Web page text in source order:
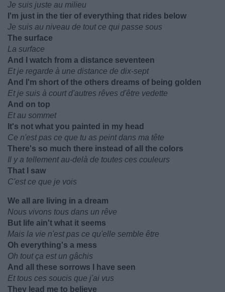
Je suis juste au milieu
I'm just in the tier of everything that rides below
Je suis au niveau de tout ce qui passe sous
The surface
La surface
And I watch from a distance seventeen
Et je regarde à une distance de dix-sept
And I'm short of the others dreams of being golden
Et je suis à court d'autres rêves d'être vedette
And on top
Et au sommet
It's not what you painted in my head
Ce n'est pas ce que tu as peint dans ma tête
There's so much there instead of all the colors
Il y a tellement au-delà de toutes ces couleurs
That I saw
C'est ce que je vois
We all are living in a dream
Nous vivons tous dans un rêve
But life ain't what it seems
Mais la vie n'est pas ce qu'elle semble être
Oh everything's a mess
Oh tout ça est un gâchis
And all these sorrows I have seen
Et tous ces soucis que j'ai vus
They lead me to believe